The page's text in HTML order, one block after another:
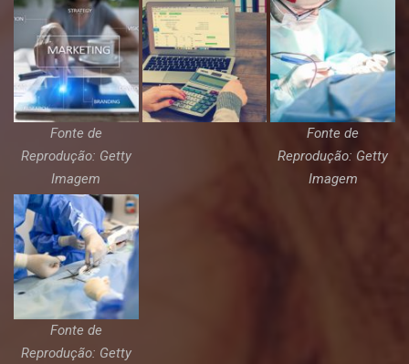
Fonte de
Reprodução: Getty
Imagem
Fonte de
Reprodução: Getty
Imagem
Fonte de
Reprodução: Getty